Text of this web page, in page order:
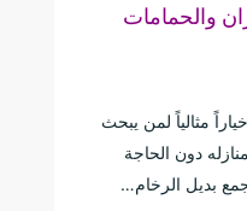
والحمامات
مثالياً لمن يبحث
دون الحاجة
بديل الرخام…